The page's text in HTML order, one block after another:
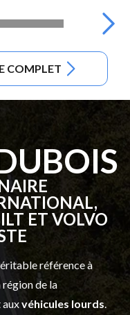
COMPLET
ET VOLVO
référence à
région de la
auxvéhicules lourds